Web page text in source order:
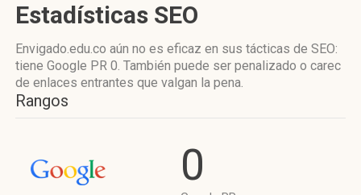
Estadísticas SEO
Envigado.edu.co aún no es eficaz en sus tácticas de SEO:
tiene Google PR 0. También puede ser penalizado o carec
de enlaces entrantes que valgan la pena.
Rangos
0